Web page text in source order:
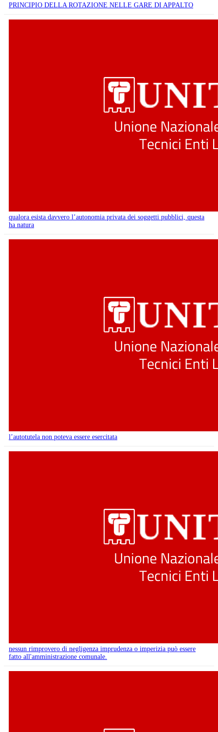
PRINCIPIO DELLA ROTAZIONE NELLE GARE DI APPALTO
qualora esista davvero l’autonomia privata dei soggetti pubblici, questa
ha natura
l’autotutela non poteva essere esercitata
nessun rimprovero di negligenza imprudenza o imperizia può essere
fatto all'amministrazione comunale.